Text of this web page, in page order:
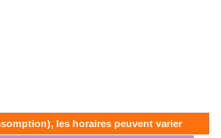
les horaires peuvent varier